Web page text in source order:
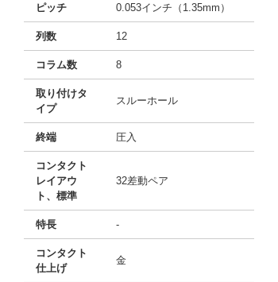
ピッチ 0.053インチ（1.35mm）
列数 12
コラム数 8
取り付けタ
イプ
スルーホール
終端 圧入
コンタクト
レイアウ
ト、標準
32差動ペア
特長 -
コンタクト
仕上げ
金